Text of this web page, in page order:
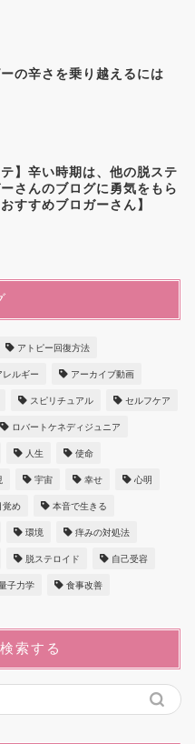
の辛さを乗り越えるには
テ】辛い時期は、他の脱ステ
さんのブログに勇気をもら
すすめブロガーさん】
アトピー回復方法
レルギー アーカイブ動画
スピリチュアル セルフケア
ロバートケネディジュニア
人生 使命
宇宙 幸せ 心明
覚め 本音で生きる
環境 痒みの対処法
脱ステロイド 自己受容
子力学 食事改善
索する